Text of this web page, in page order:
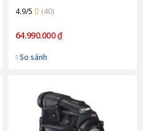
4.9/5
(40)
64.990.000 ₫
So sánh